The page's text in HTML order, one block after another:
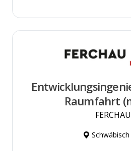
Raumfahrt
FERCHAU
Schwäbisch